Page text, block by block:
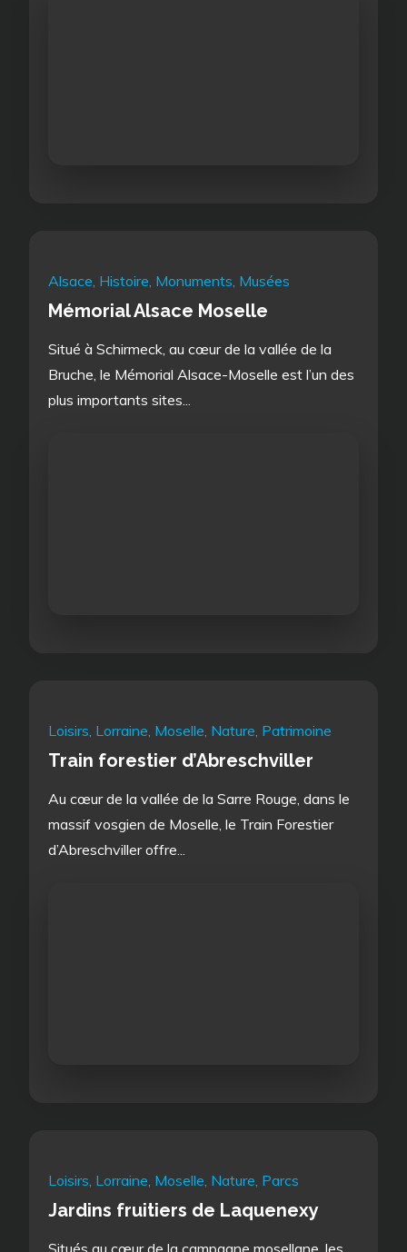
Alsace, Histoire, Monuments, Musées
Mémorial Alsace Moselle
Situé à Schirmeck, au cœur de la vallée de la
Bruche, le Mémorial Alsace-Moselle est l’un des
plus importants sites...
Loisirs, Lorraine, Moselle, Nature, Patrimoine
Train forestier d’Abreschviller
Au cœur de la vallée de la Sarre Rouge, dans le
massif vosgien de Moselle, le Train Forestier
d’Abreschviller offre...
Loisirs, Lorraine, Moselle, Nature, Parcs
Jardins fruitiers de Laquenexy
Situés au cœur de la campagne mosellane, les